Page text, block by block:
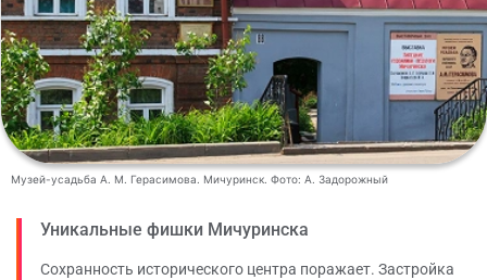
Музей-усадьба А. М. Герасимова. Мичуринск. Фото: А. Задорожный
Уникальные фишки Мичуринска
Сохранность исторического центра поражает. Застройка